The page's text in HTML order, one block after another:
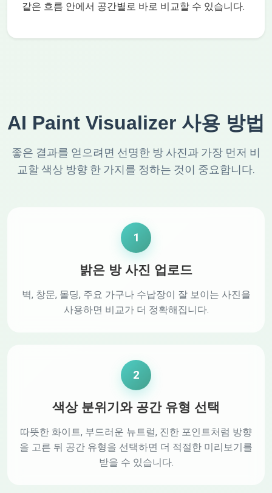
같은 흐름 안에서 공간별로 바로 비교할 수 있습니다.
AI Paint Visualizer 사용 방법
좋은 결과를 얻으려면 선명한 방 사진과 가장 먼저 비
교할 색상 방향 한 가지를 정하는 것이 중요합니다.
1
밝은 방 사진 업로드
벽, 창문, 몰딩, 주요 가구나 수납장이 잘 보이는 사진을
사용하면 비교가 더 정확해집니다.
2
색상 분위기와 공간 유형 선택
따뜻한 화이트, 부드러운 뉴트럴, 진한 포인트처럼 방향
을 고른 뒤 공간 유형을 선택하면 더 적절한 미리보기를
받을 수 있습니다.